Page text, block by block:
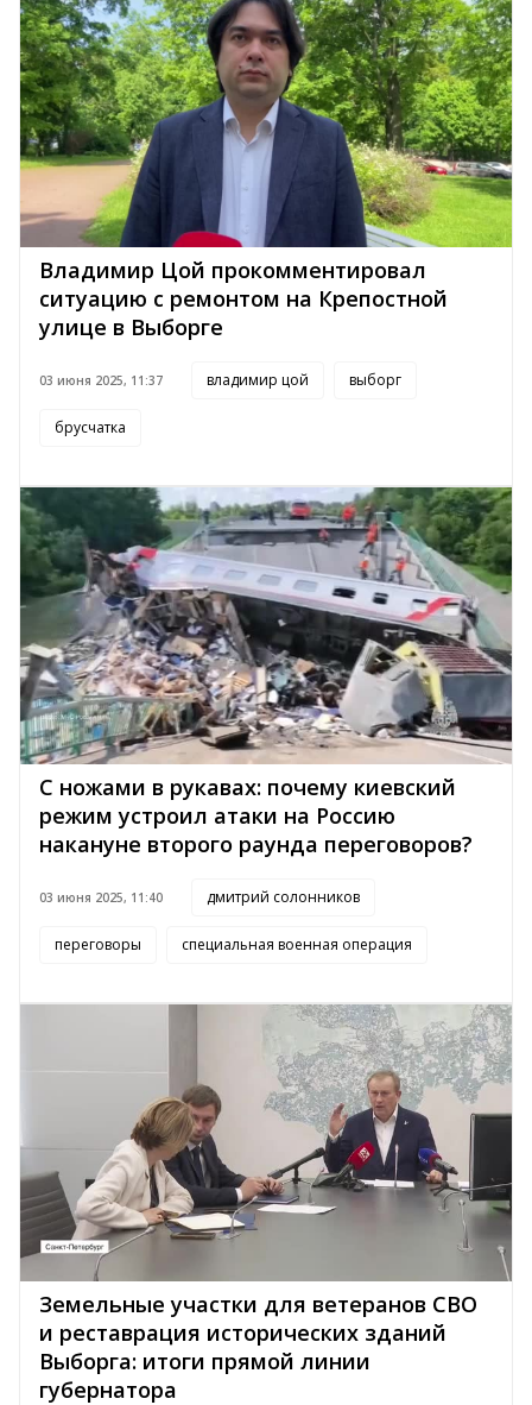
Владимир Цой прокомментировал
ситуацию с ремонтом на Крепостной
улице в Выборге
03 июня 2025, 11:37 владимир цой выборг
брусчатка
С ножами в рукавах: почему киевский
режим устроил атаки на Россию
накануне второго раунда переговоров?
03 июня 2025, 11:40 дмитрий солонников
переговоры специальная военная операция
Земельные участки для ветеранов СВО
и реставрация исторических зданий
Выборга: итоги прямой линии
губернатора